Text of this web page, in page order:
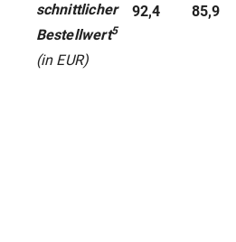
schnittlicher
Bestellwert5
(in EUR)
92,4 85,9